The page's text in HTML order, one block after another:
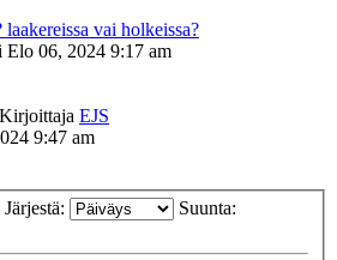
laakereissa vai holkeissa?
Elo 06, 2024 9:17 am
Kirjoittaja EJS
9:47 am
Järjestä: Suunta: